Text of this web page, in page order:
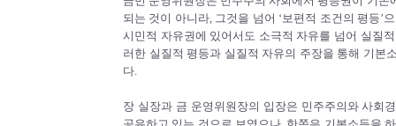
되는 것이 아니라, 그것을 넘어 ‘보편적 조건의 평등’
시민적 자유권에 있어서도 소극적 자유를 넘어 실질
러한 실질적 평등과 실질적 자유의 주장을 통해 기본
다.
장 실장과 금 운영위원장의 입장은 민주주의와 사회